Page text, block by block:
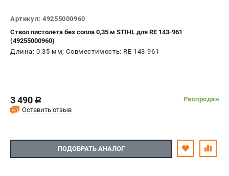
Артикул: 49255000960
Ствол пистолета без сопла 0,35 м STIHL для RE 143-961
(49255000960)
Длина: 0.35 мм; Совместимость: RE 143-961
3 490 c
Распродан
Оставить отзыв
ПОДОБРАТЬ АНАЛОГ